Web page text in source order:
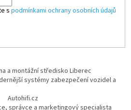
s podmínkami ochrany osobních údajů
a montážní středisko Liberec
systémy zabezpečení vozidel a
Autohifi.cz
správce a marketingový specialista